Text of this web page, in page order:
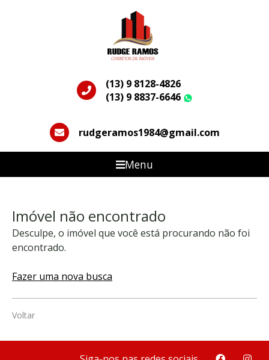
(13) 9 8128-4826
(13) 9 8837-6646
rudgeramos1984@gmail.com
Menu
Imóvel não encontrado
Desculpe, o imóvel que você está procurando não foi
encontrado.
Fazer uma nova busca
Voltar